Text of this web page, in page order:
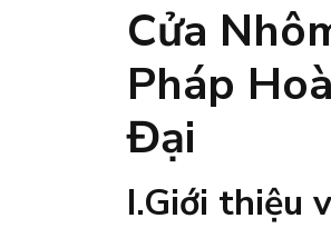
Cửa
Pháp
Đại
I.Giới thiệu